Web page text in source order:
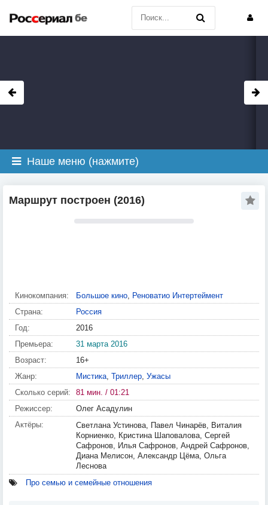
Наше меню (нажмите)
Маршрут построен (2016)
Кинокомпания: Большое кино, Реноватио Интертеймент
Страна:
Россия
Год:
2016
Премьера:
31 марта 2016
Возраст:
16+
Жанр:
Мистика, Триллер, Ужасы
Сколько серий:
81 мин. / 01:21
Режиссер:
Олег Асадулин
Актёры:
Светлана Устинова, Павел Чинарёв, Виталия
Корниенко, Кристина Шаповалова, Сергей
Сафронов, Илья Сафронов, Андрей Сафронов,
Диана Мелисон, Александр Цёма, Ольга
Леснова
Про семью и семейные отношения